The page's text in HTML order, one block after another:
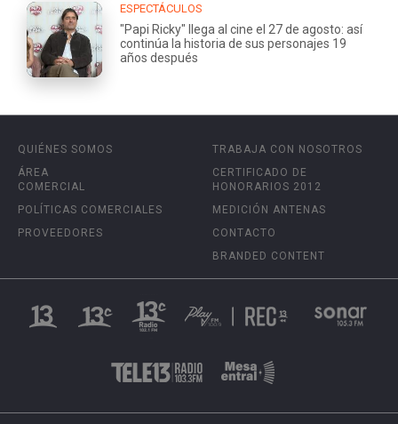
ESPECTÁCULOS
"Papi Ricky" llega al cine el 27 de agosto: así
continúa la historia de sus personajes 19
años después
QUIÉNES SOMOS
ÁREA
COMERCIAL
POLÍTICAS COMERCIALES
PROVEEDORES
TRABAJA CON NOSOTROS
CERTIFICADO DE
HONORARIOS 2012
MEDICIÓN ANTENAS
CONTACTO
BRANDED CONTENT